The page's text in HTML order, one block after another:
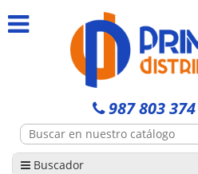
987 803 374
Buscador